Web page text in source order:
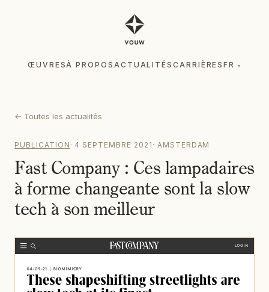
ŒUVRESÀ PROPOS ACTUALITÉSCARRIÈRESFR ▾
← Toutes les actualités
PUBLICATION · 4 SEPTEMBRE 2021 · AMSTERDAM
Fast Company : Ces lampadaires
à forme changeante sont la slow
tech à son meilleur